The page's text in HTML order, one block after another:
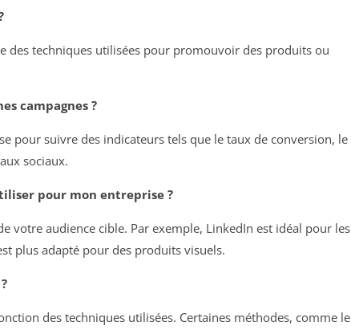
des techniques utilisées pour promouvoir des produits ou
campagnes ?
pour suivre des indicateurs tels que le taux de conversion, le
sociaux.
pour mon entreprise ?
votre audience cible. Par exemple, LinkedIn est idéal pour les
plus adapté pour des produits visuels.
des techniques utilisées. Certaines méthodes, comme le